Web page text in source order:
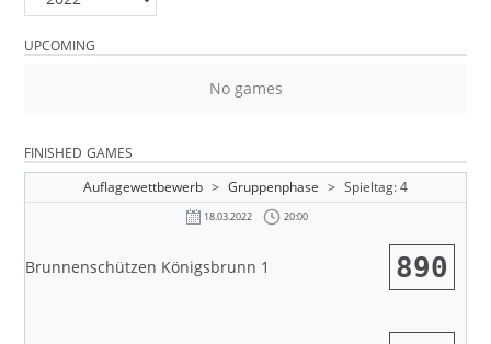
UPCOMING
No games
FINISHED GAMES
Auflagewettbewerb > Gruppenphase > Spieltag: 4
18.03.2022 20:00
Brunnenschützen Königsbrunn 1 890